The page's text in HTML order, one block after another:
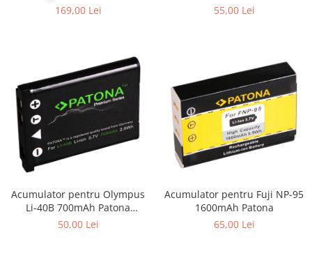
Platinum
169,00 Lei
55,00 Lei
Acumulator pentru Olympus
Li-40B 700mAh Patona
Premium
50,00 Lei
Acumulator pentru Fuji NP-95
1600mAh Patona
65,00 Lei